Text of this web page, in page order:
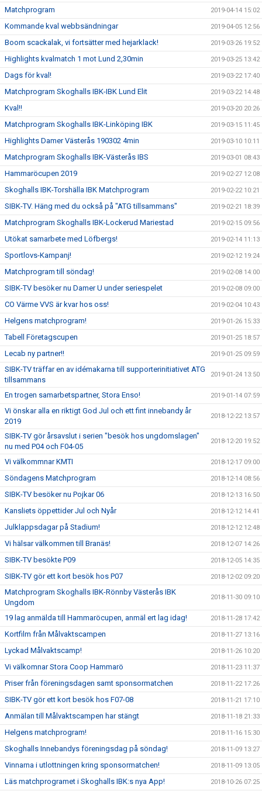
Matchprogram 2019-04-14 15:02
Kommande kval webbsändningar 2019-04-05 12:56
Boom scackalak, vi fortsätter med hejarklack! 2019-03-26 19:52
Highlights kvalmatch 1 mot Lund 2,30min 2019-03-25 13:42
Dags för kval! 2019-03-22 17:40
Matchprogram Skoghalls IBK-IBK Lund Elit 2019-03-22 14:48
Kval!! 2019-03-20 20:26
Matchprogram Skoghalls IBK-Linköping IBK 2019-03-15 11:45
Highlights Damer Västerås 190302 4min 2019-03-10 10:11
Matchprogram Skoghalls IBK-Västerås IBS 2019-03-01 08:43
Hammaröcupen 2019 2019-02-27 12:08
Skoghalls IBK-Torshälla IBK Matchprogram 2019-02-22 10:21
SIBK-TV. Häng med du också på "ATG tillsammans" 2019-02-21 18:39
Matchprogram Skoghalls IBK-Lockerud Mariestad 2019-02-15 09:56
Utökat samarbete med Löfbergs! 2019-02-14 11:13
Sportlovs-Kampanj! 2019-02-12 19:24
Matchprogram till söndag! 2019-02-08 14:00
SIBK-TV besöker nu Damer U under seriespelet 2019-02-08 09:00
CO Värme VVS är kvar hos oss! 2019-02-04 10:43
Helgens matchprogram! 2019-01-26 15:33
Tabell Företagscupen 2019-01-25 18:57
Lecab ny partner!! 2019-01-25 09:59
SIBK-TV träffar en av idémakarna till supporterinitiativet ATG
tillsammans
2019-01-24 13:50
En trogen samarbetspartner, Stora Enso! 2019-01-14 07:59
Vi önskar alla en riktigt God Jul och ett fint innebandy år
2019
2018-12-22 13:57
SIBK-TV gör årsavslut i serien "besök hos ungdomslagen"
nu med P04 och F04-05
2018-12-20 19:52
Vi välkommnar KMTI 2018-12-17 09:00
Söndagens Matchprogram 2018-12-14 08:56
SIBK-TV besöker nu Pojkar 06 2018-12-13 16:50
Kansliets öppettider Jul och Nyår 2018-12-12 14:41
Julklappsdagar på Stadium! 2018-12-12 12:48
Vi hälsar välkommen till Branäs! 2018-12-07 14:26
SIBK-TV besökte P09 2018-12-05 14:35
SIBK-TV gör ett kort besök hos P07 2018-12-02 09:20
Matchprogram Skoghalls IBK-Rönnby Västerås IBK
Ungdom
2018-11-30 09:10
19 lag anmälda till Hammaröcupen, anmäl ert lag idag! 2018-11-28 17:42
Kortfilm från Målvaktscampen 2018-11-27 13:16
Lyckad Målvaktscamp! 2018-11-26 10:20
Vi välkomnar Stora Coop Hammarö 2018-11-23 11:37
Priser från föreningsdagen samt sponsormatchen 2018-11-22 17:26
SIBK-TV gör ett kort besök hos F07-08 2018-11-21 17:10
Anmälan till Målvaktscampen har stängt 2018-11-18 21:33
Helgens matchprogram! 2018-11-16 15:30
Skoghalls Innebandys föreningsdag på söndag! 2018-11-09 13:27
Vinnarna i utlottningen kring sponsormatchen! 2018-11-09 13:05
Läs matchprogramet i Skoghalls IBK:s nya App! 2018-10-26 07:25